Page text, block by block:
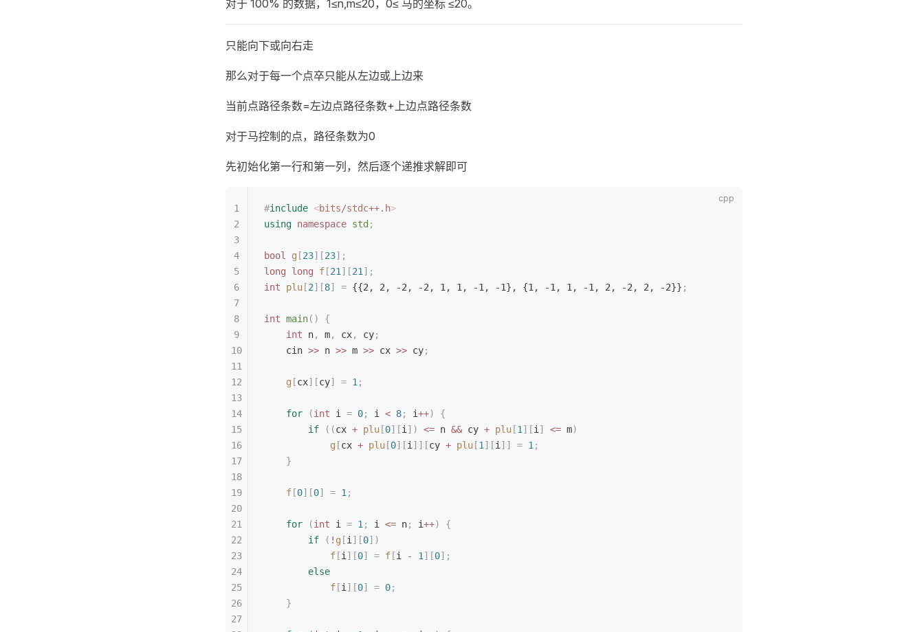
对于 100% 的数据，1≤n,m≤20，0≤ 马的坐标 ≤20。
只能向下或向右走
那么对于每一个点卒只能从左边或上边来
当前点路径条数=左边点路径条数+上边点路径条数
对于马控制的点，路径条数为0
先初始化第一行和第一列，然后逐个递推求解即可
#include <bits/stdc++.h>
using namespace std ;
bool g [23][23];
long long f [21 ][21 ];
int plu [2][8] = {{2, 2, -2, -2, 1, 1, -1, -1}, {1, -1, 1, -1, 2, -2, 2, -2}} ;
int main()
{
    int
n, m, cx, cy;
    cin
>> n >> m >> cx >> cy;
    g
[cx][cy] = 1 ;
    for
(int i = 0; i < 8; i++)
{
        if
((cx + plu [0][i ]) <= n && cy + plu [1 ][i ] <= m)
            g
[cx + plu [0][i ]][cy + plu [1 ][i ]] = 1 ;
    }
    f
[0][0] = 1 ;
    for
(int i = 1 ; i <= n; i++)
{
        if
( ! g [i ][0])
            f
[i ][0] = f [i - 1 ][0];
        else
            f
[i ][0] = 0;
    }